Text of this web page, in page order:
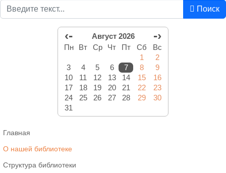
Поиск
‹- Август 2026 -›
Пн Вт Ср Чт Пт Сб
Вс
1
2
3
4 5 6 7 8
9
10
11 12 13 14 15
16
17
18 19 20 21 22
23
24
25 26 27 28 29
30
31
Главная
О нашей библиотеке
Структура библиотеки